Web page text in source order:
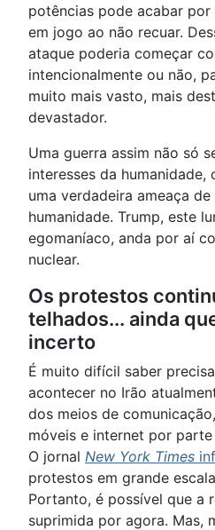
potências pode acabar
em jogo ao não recuar.
ataque poderia começar
intencionalmente ou não,
muito mais vasto, mais
devastador.
Uma guerra assim não só
interesses da humanidade,
uma verdadeira ameaça
humanidade. Trump, este
egomaníaco, anda por aí
nuclear.
Os protestos
telhados... ainda
incerto
É muito difícil saber
acontecer no Irão
dos meios de
móveis e internet por
O jornal New York Times
protestos em grande
Portanto, é possível que a
suprimida por agora. Mas,